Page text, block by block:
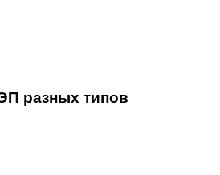
разных типов